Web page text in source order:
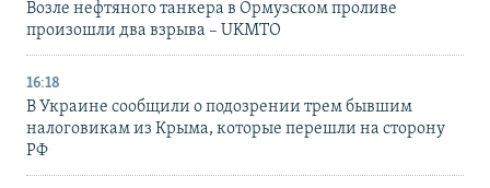
Возле нефтяного танкера в Ормузском проливе
произошли два взрыва – UKMTO
16:18
В Украине сообщили о подозрении трем бывшим
налоговикам из Крыма, которые перешли на сторону
РФ